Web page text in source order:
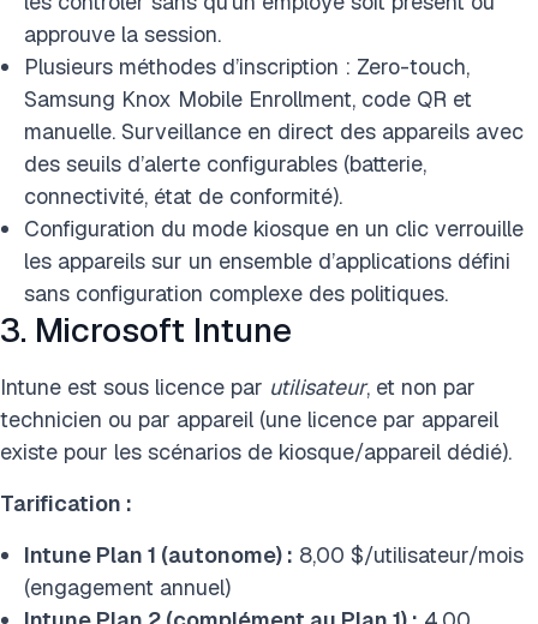
approuve la session.
Plusieurs méthodes d’inscription : Zero-touch,
Samsung Knox Mobile Enrollment, code QR et
manuelle. Surveillance en direct des appareils avec
des seuils d’alerte configurables (batterie,
connectivité, état de conformité).
Configuration du mode kiosque en un clic verrouille
les appareils sur un ensemble d’applications défini
sans configuration complexe des politiques.
3. Microsoft Intune
Intune est sous licence par utilisateur, et non par
technicien ou par appareil (une licence par appareil
existe pour les scénarios de kiosque/appareil dédié).
Tarification :
Intune Plan 1 (autonome) : 8,00 $/utilisateur/mois
(engagement annuel)